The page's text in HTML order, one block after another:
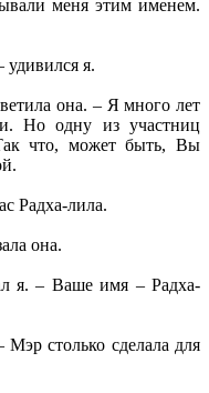
меня этим именем.
я.
она. – Я много лет
Но одну из участниц
что, может быть, Вы
Радха-лила.
она.
я. – Ваше имя – Радха-
столько сделала для